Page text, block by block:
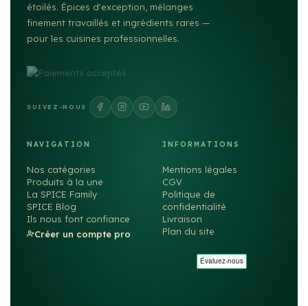
étoilés. Épices d'exception, mélanges
finement travaillés et ingrédients rares —
pour les cuisines professionnelles.
SUIVEZ-NOUS
NAVIGATION
Nos catégories
Produits à la une
La SPICE Family
SPICE Blog
Ils nous font confiance
Créer un compte pro
INFORMATIONS
Mentions légales
CGV
Politique de
confidentialité
Livraison
Plan du site